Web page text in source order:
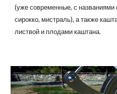
(уже современные, с названиями
сирокко, мистраль), а также
листвой и плодами каштана.